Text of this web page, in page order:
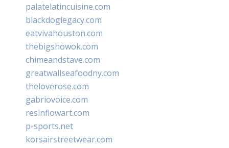
palatelatincuisine.com
blackdoglegacy.com
eatvivahouston.com
thebigshowok.com
chimeandstave.com
greatwallseafoodny.com
theloverose.com
gabriovoice.com
resinflowart.com
p-sports.net
korsairstreetwear.com